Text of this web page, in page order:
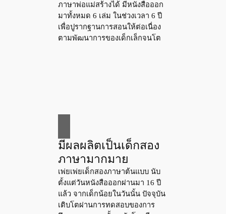
ภาษาพ่อแม่สร้างได้ มีหนังสือออก
มาทั้งหมด 6 เล่ม ในช่วงเวลา 6 ปี
เพื่อปูรากฐานการสอนให้ต่อเนื่อง
ตามพัฒนาการของเด็กเล็กจนโต
มีผลผลิตเป็นเด็กสอง
ภาษามากมาย
เพ่ยเพ่ยเด็กสองภาษาต้นแบบ นับ
ตั้งแต่วันหนังสือออกผ่านมา 16 ปี
แล้ว จากเด็กน้อยในวันนั้น ปัจจุบัน
เติบโตผ่านการทดสอบของการ